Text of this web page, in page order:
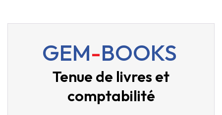
GEM-BOOKS
Tenue de livres et
comptabilité